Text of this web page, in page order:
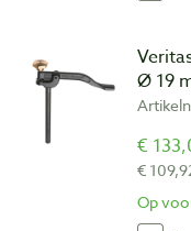
Ø 19
€
€
Op